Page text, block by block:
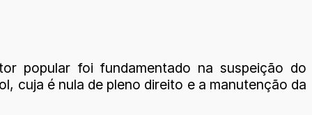
popular foi fundamentado na suspeição do
cuja é nula de pleno direito e a manutenção da